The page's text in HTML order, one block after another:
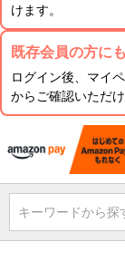
けます。
既存会員の方に
ログイン後、マイ
からご確認いただ
キーワードから探